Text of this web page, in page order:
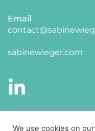
Email
​sabinewieger.com
We use cookies on